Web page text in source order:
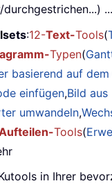
...
:12-Text-Tools(
Typen(
basierend auf
einfügen,Bild
umwandeln,
Tools(
in Ihrer